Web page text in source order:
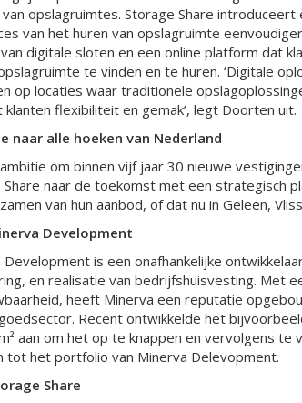
opslagruimtes. Storage Share
van het huren van opslagruimte
digitale sloten en een online platform dat
te vinden en te huren. ‘Digitale
op locaties waar traditionele
klanten flexibiliteit en gemak’, legt Doorten uit.
naar alle hoeken van Nederland
om binnen vijf jaar 30 nieuwe
Share naar de toekomst met een strategisch
van hun aanbod, of dat nu in Geleen,
Development
Development is een onafhankelijke
en realisatie van bedrijfshuisvesting. Met
heeft Minerva een reputatie
Recent ontwikkelde het
aan om het op te knappen en vervolgens
tot het portfolio van Minerva Delevopment.
Share